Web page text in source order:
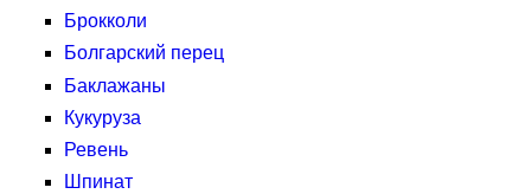
Брокколи
Болгарский перец
Баклажаны
Кукуруза
Ревень
Шпинат